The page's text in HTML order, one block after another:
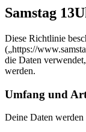
Samstag
Diese Richtlinie
(„https://
die Daten
werden.
Umfang und
Deine Daten werden